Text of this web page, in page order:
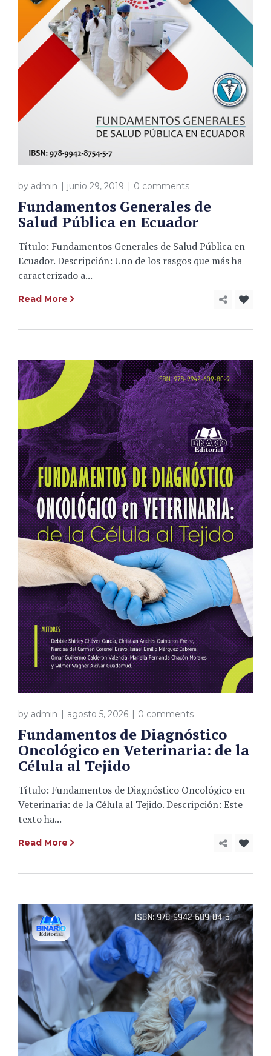
by admin junio 29, 2019 0 comments
Fundamentos Generales de
Salud Pública en Ecuador
Título: Fundamentos Generales de Salud Pública en
Ecuador. Descripción: Uno de los rasgos que más ha
caracterizado a...
Read More
by admin agosto 5, 2026 0 comments
Fundamentos de Diagnóstico
Oncológico en Veterinaria: de la
Célula al Tejido
Título: Fundamentos de Diagnóstico Oncológico en
Veterinaria: de la Célula al Tejido. Descripción: Este
texto ha...
Read More